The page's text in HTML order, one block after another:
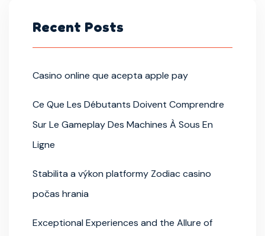
Recent Posts
Casino online que acepta apple pay
Ce Que Les Débutants Doivent Comprendre
Sur Le Gameplay Des Machines À Sous En
Ligne
Stabilita a výkon platformy Zodiac casino
počas hrania
Exceptional Experiences and the Allure of